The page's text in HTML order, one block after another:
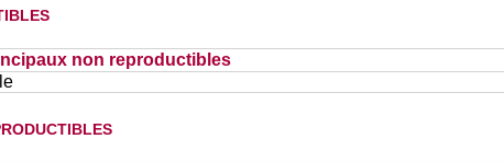
non reproductibles